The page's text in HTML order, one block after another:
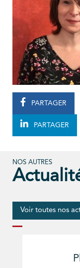
PARTAGER
PARTAGER
NOS AUTRES
Voir toutes nos